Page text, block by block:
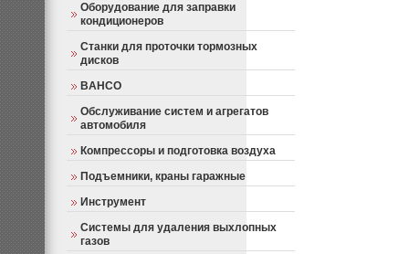
Оборудование для заправки
кондиционеров
Станки для проточки тормозных
дисков
BAHCO
Обслуживание систем и агрегатов
автомобиля
Компрессоры и подготовка воздуха
Подъемники, краны гаражные
Инструмент
Системы для удаления выхлопных
газов